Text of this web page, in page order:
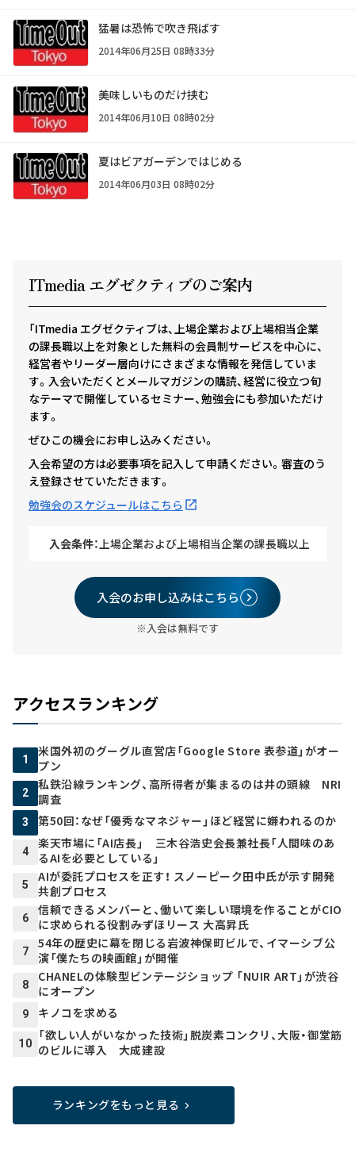
猛暑は恐怖で吹き飛ばす
2014年06月25日 08時33分
美味しいものだけ挟む
2014年06月10日 08時02分
夏はビアガーデンではじめる
2014年06月03日 08時02分
ITmedia エグゼクティ ブのご案内
「ITmedia エグゼクティブは、上場企業および上場相当企業
の課長職以上を対象とした無料の会員制サービスを中心に、
経営者やリーダー層向けにさまざまな情報を発信していま
す。入会いただくとメールマガジンの購読、経営に役立つ旬
なテーマで開催しているセミナー、勉強会にも参加いただけ
ます。
ぜひこの機会にお申し込みください。
入会希望の方は必要事項を記入して申請ください。審査のう
え登録させていただきます。
勉強会のスケジュールはこちら
入会条件： 上場企業および上場相当企業の課長職以上
入会のお申し込みはこちら
※入会は無料です
アクセスランキング
1
米国外初のグーグル直営店「Google Store 表参道」がオー
プン
2
私鉄沿線ランキング、高所得者が集まるのは井の頭線 NRI
調査
3 第50回：なぜ「優秀なマネジャー」ほど経営に嫌われるのか
4
楽天市場に「AI店長」 三木谷浩史会長兼社長「人間味のあ
るAIを必要としている」
5
AIが委託プロセスを正す！ スノーピーク田中氏が示す開発
共創プロセス
6
信頼できるメンバーと、働いて楽しい環境を作ることがCIO
に求められる役割――みずほリース 大高昇氏
7
54年の歴史に幕を閉じる岩波神保町ビルで、イマーシブ公
演「僕たちの映画館」が開催
8
CHANELの体験型ビンテージショップ 「NUIR ART」が渋谷
にオープン
9 キノコを求める
10
「欲しい人がいなかった技術」脱炭素コンクリ、大阪・御堂筋
のビルに導入 大成建設
ランキングをもっと見る